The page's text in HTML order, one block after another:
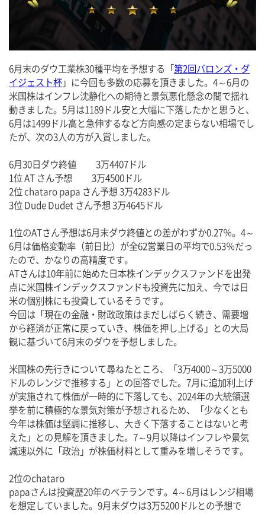
6月末のダウ工業株30種平均を予想する「 第2回バロンズ・ダ
イジェスト杯 」に今回も多数の応募を頂きました。4～6月の
米国株はインフレ沈静化への期待と景気悪化懸念の間で揺れ
動きました。5月は1189ドル安と大幅に下落したかと思うと、
6月は1499ドル高と急伸するなど方向感の定まらない相場でし
たが、次の3人の方が入賞しました。
6月30日ダウ終値 　　3万4407ドル
1位 AT さん予想 　　3万4500ドル
2位 chataro papa さん予想 3万4283ドル
3位 Dude Dudet さん予想 3万4645ドル
1位のATさん予想は6月末ダウ終値との差がわずか0.27％。4～
6月は価格変動率（前日比）が全62営業日の平均で0.53％だっ
たので、かなりの高精度です。
ATさんは10年前に始めた日本株インデックスファンドを出発
点に米国株インデックスファンドも投資先に加え、今では日
米の個別株にも投資しているそうです。
今回は「現在の金融・財政政策はまだしばらく続き、需要増
から経済が正常に戻っていき、株価を押し上げる」との大局
観に基づいて6月末のダウを予想しました。
米国株の先行きについて尋ねたところ、「3万4000～3万5000
ドルのレンジで推移する」との回答でした。7月に追加利上げ
が実施されて株価が一時的に下落しても、2024年の大統領選
挙を前に積極的な景気対策が予想されるため、「少なくとも
今年は株価は堅調に推移し、大きく下落することはないと考
えた」との見解を頂きました。7～9月以降はインフレや景気
減速以外に「政治」が株価材料として重みを増しそうです。
2位のchataro
papaさんは投資歴20年のベテランです。4～6月はレンジ相場
を想定していました。9月末ダウは3万5200ドルとの予想で